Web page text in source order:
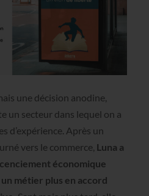
une décision anodine,
un secteur dans lequel on a
d’expérience. Après un
vers le commerce, Luna a
économique
métier plus en accord